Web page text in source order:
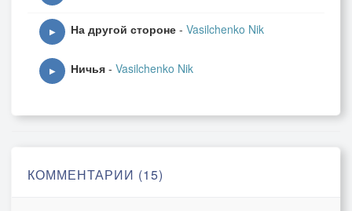
▶ На другой стороне - Vasilchenko Nik
▶ Ничья - Vasilchenko Nik
КОММЕНТАРИИ (15)